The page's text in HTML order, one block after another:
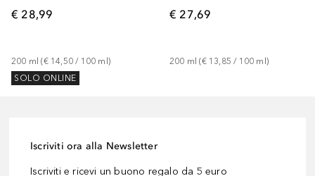
€ 28,99
200 ml (€ 14,50 / 100 ml )
SOLO ONLINE
€ 27,69
200 ml (€ 13,85 / 100 ml )
Iscriviti ora alla Newsletter
Iscriviti e ricevi un buono regalo da 5 euro